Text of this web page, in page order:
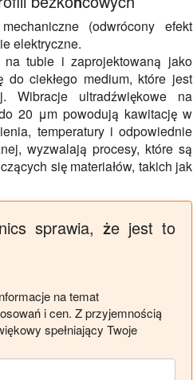
(odwrócony efekt
elektryczne.
na tubie i zaprojektowaną jako
ciekłego medium, które jest
Wibracje ultradźwiękowe na
20 μm powodują kawitację w
temperatury i odpowiednie
wyzwalają procesy, które są
się materiałów, takich jak
sprawia, że jest to
na temat
i cen. Z przyjemnością
spełniający Twoje